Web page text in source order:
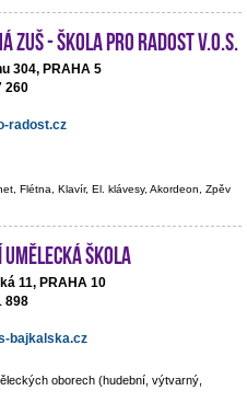
ZUŠ - Škola pro radost v.o.s.
304, PRAHA 5
260
radost.cz
Flétna, Klavír, El. klávesy, Akordeon, Zpěv
škola
11, PRAHA 10
898
bajkalska.cz
oborech (hudební, výtvarný,